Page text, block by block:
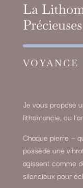
La
Précieuses
Je vous propose
lithomancie, ou
Chaque pierre —
possède une
agissent comme
silencieux pour